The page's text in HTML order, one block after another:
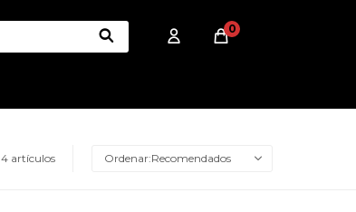
0
4 artículos Recomendados